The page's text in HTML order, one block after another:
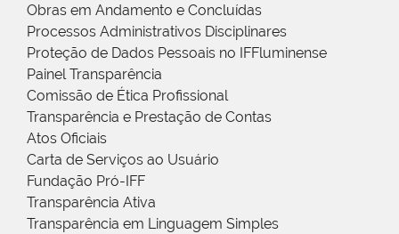
Obras em Andamento e Concluídas
Processos Administrativos Disciplinares
Proteção de Dados Pessoais no IFFluminense
Painel Transparência
Comissão de Ética Profissional
Transparência e Prestação de Contas
Atos Oficiais
Carta de Serviços ao Usuário
Fundação Pró-IFF
Transparência Ativa
Transparência em Linguagem Simples